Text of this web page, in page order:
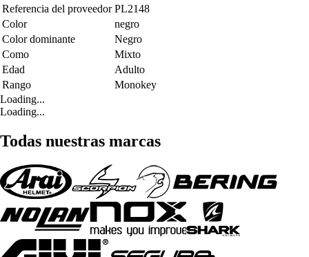
Referencia del proveedor PL2148
Color
negro
Color dominante
Negro
Como
Mixto
Edad
Adulto
Rango
Monokey
Loading...
Loading...
Todas nuestras marcas